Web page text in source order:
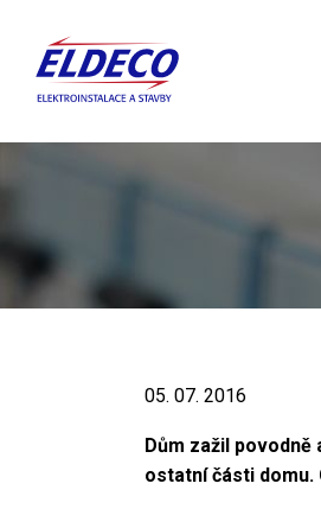
05. 07. 2016
Dům zažil
ostatní části